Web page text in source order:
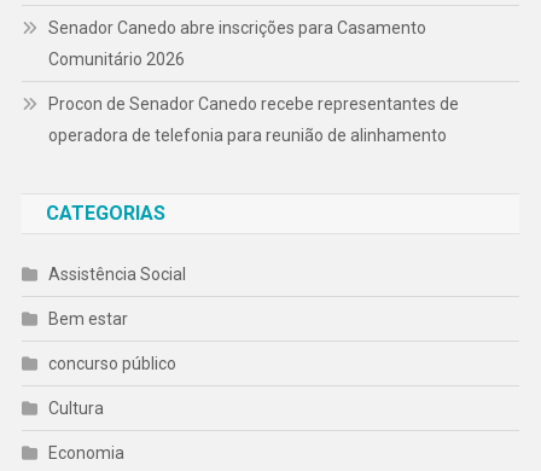
Senador Canedo abre inscrições para Casamento
Comunitário 2026
Procon de Senador Canedo recebe representantes de
operadora de telefonia para reunião de alinhamento
CATEGORIAS
Assistência Social
Bem estar
concurso público
Cultura
Economia